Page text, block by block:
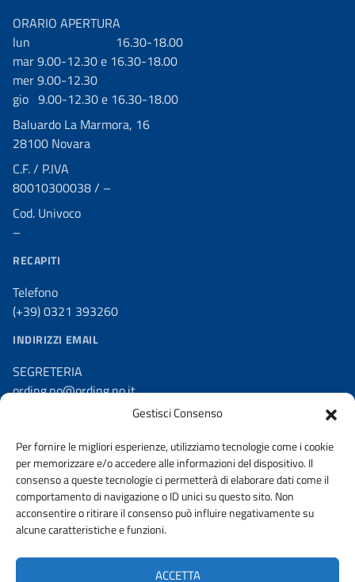
Gestisci Consenso
Per fornire le migliori esperienze, utilizziamo tecnologie come i cookie
per memorizzare e/o accedere alle informazioni del dispositivo. Il
consenso a queste tecnologie ci permetterà di elaborare dati come il
comportamento di navigazione o ID unici su questo sito. Non
acconsentire o ritirare il consenso può influire negativamente su
alcune caratteristiche e funzioni.
ACCETTA
ORARIO APERTURA
lun 16.30-18.00
mar 9.00-12.30 e 16.30-18.00
mer 9.00-12.30
gio 9.00-12.30 e 16.30-18.00
Baluardo La Marmora, 16
28100 Novara
C.F. / P.IVA
80010300038 / –
Cod. Univoco
–
RECAPITI
Telefono
(+39) 0321 393260
INDIRIZZI EMAIL
SEGRETERIA
ording.no@ording.no.it
AMMINISTRAZIONE TRASPARENTE
DICHIARAZIONE DI ACCESSIBILITA’